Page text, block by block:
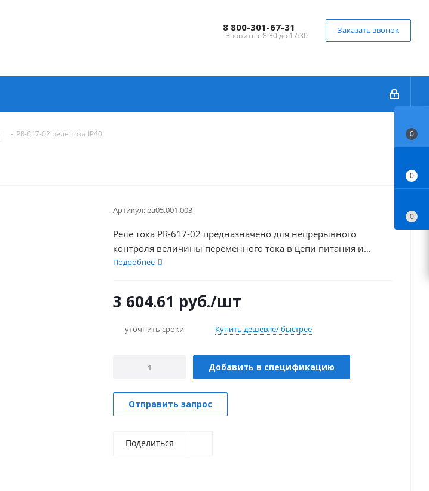
8 800-301-67-31
Звоните с 8:30 до 17:30
Заказать звонок
- PR-617-02 реле тока IP40
Артикул:ea05.001.003
Реле тока PR-617-02 предназначено для непрерывного
контроля величины переменного тока в цепи питания и
защиты одно и трехфазных электродвигателей от перегрузки
напряжения питания, заклинивании ротора, увеличении
Подробнее
3 604.61 руб./шт
уточнить сроки Купить дешевле/ быстрее
Добавить в спецификацию
Отправить запрос
Поделиться
0
0
0